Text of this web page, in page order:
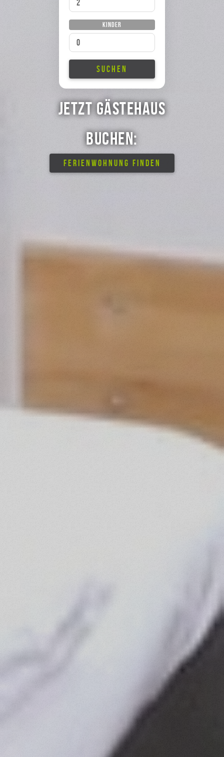
Kinder
SUCHEN
Jetzt Gästehaus
buchen:
FERIENWOHNUNG FINDEN